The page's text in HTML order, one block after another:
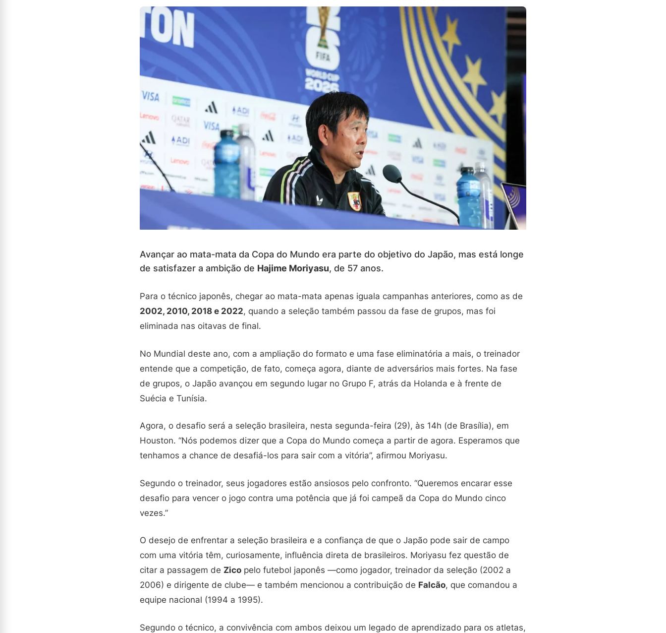
Avançar ao mata-mata da Copa do Mundo era parte do objetivo do Japão, mas está longe
de satisfazer a ambição de Hajime Moriyasu, de 57 anos.
Para o técnico japonês, chegar ao mata-mata apenas iguala campanhas anteriores, como as de
2002, 2010, 2018 e 2022, quando a seleção também passou da fase de grupos, mas foi
eliminada nas oitavas de final.
No Mundial deste ano, com a ampliação do formato e uma fase eliminatória a mais, o treinador
entende que a competição, de fato, começa agora, diante de adversários mais fortes. Na fase
de grupos, o Japão avançou em segundo lugar no Grupo F, atrás da Holanda e à frente de
Suécia e Tunísia.
Agora, o desafio será a seleção brasileira, nesta segunda-feira (29), às 14h (de Brasília), em
Houston. “Nós podemos dizer que a Copa do Mundo começa a partir de agora. Esperamos que
tenhamos a chance de desafiá-los para sair com a vitória”, afirmou Moriyasu.
Segundo o treinador, seus jogadores estão ansiosos pelo confronto. “Queremos encarar esse
desafio para vencer o jogo contra uma potência que já foi campeã da Copa do Mundo cinco
vezes.”
O desejo de enfrentar a seleção brasileira e a confiança de que o Japão pode sair de campo
com uma vitória têm, curiosamente, influência direta de brasileiros. Moriyasu fez questão de
citar a passagem de Zico pelo futebol japonês —como jogador, treinador da seleção (2002 a
2006) e dirigente de clube— e também mencionou a contribuição de Falcão, que comandou a
equipe nacional (1994 a 1995).
Segundo o técnico, a convivência com ambos deixou um legado de aprendizado para os atletas,